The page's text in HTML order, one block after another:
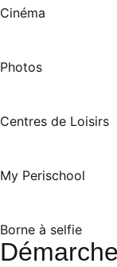
Cinéma
Photos
Centres de Loisirs
My Perischool
Borne à selfie